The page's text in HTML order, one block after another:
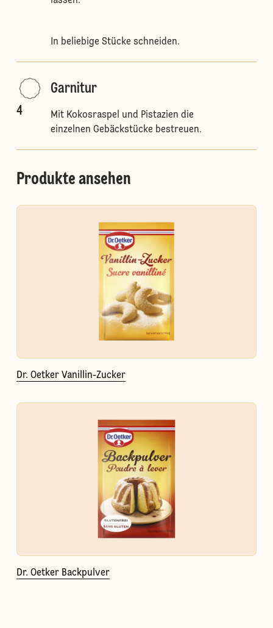
In beliebige Stücke schneiden.
4
Garnitur
Mit Kokosraspel und Pistazien die
einzelnen Gebäckstücke bestreuen.
Produkte ansehen
Dr. Oetker Vanillin-Zucker
Dr. Oetker Backpulver